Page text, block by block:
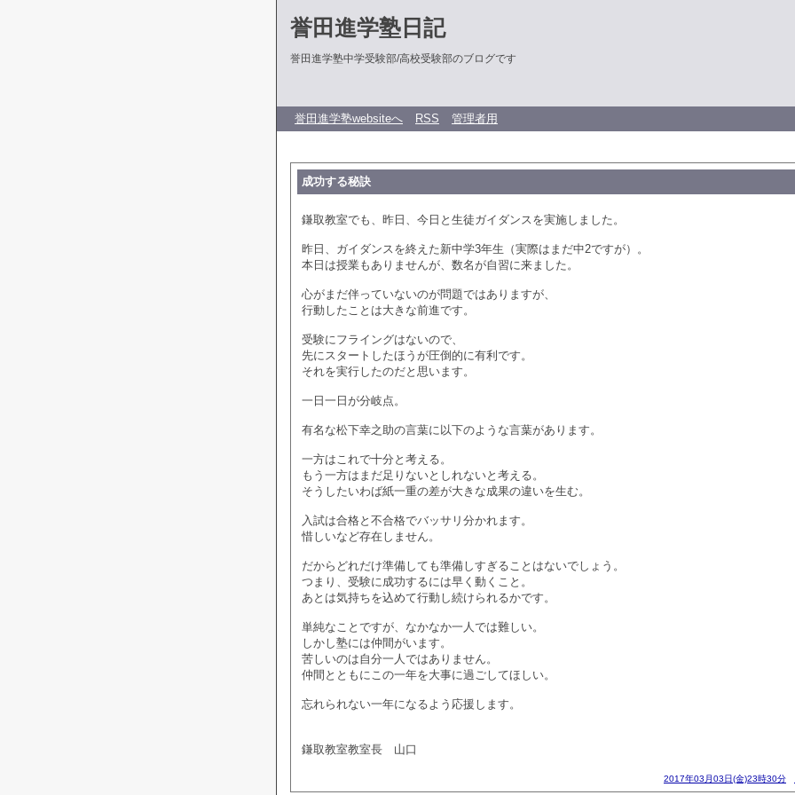
誉田進学塾日記
誉田進学塾中学受験部/高校受験部のブログです
誉田進学塾websiteへ RSS 管理者用
成功する秘訣
鎌取教室でも、昨日、今日と生徒ガイダンスを実施しました。
昨日、ガイダンスを終えた新中学3年生（実際はまだ中2ですが）。
本日は授業もありませんが、数名が自習に来ました。
心がまだ伴っていないのが問題ではありますが、
行動したことは大きな前進です。
受験にフライングはないので、
先にスタートしたほうが圧倒的に有利です。
それを実行したのだと思います。
一日一日が分岐点。
有名な松下幸之助の言葉に以下のような言葉があります。
一方はこれで十分と考える。
もう一方はまだ足りないとしれないと考える。
そうしたいわば紙一重の差が大きな成果の違いを生む。
入試は合格と不合格でバッサリ分かれます。
惜しいなど存在しません。
だからどれだけ準備しても準備しすぎることはないでしょう。
つまり、受験に成功するには早く動くこと。
あとは気持ちを込めて行動し続けられるかです。
単純なことですが、なかなか一人では難しい。
しかし塾には仲間がいます。
苦しいのは自分一人ではありません。
仲間とともにこの一年を大事に過ごしてほしい。
忘れられない一年になるよう応援します。
鎌取教室教室長 山口
2017年03月03日(金)23時30分